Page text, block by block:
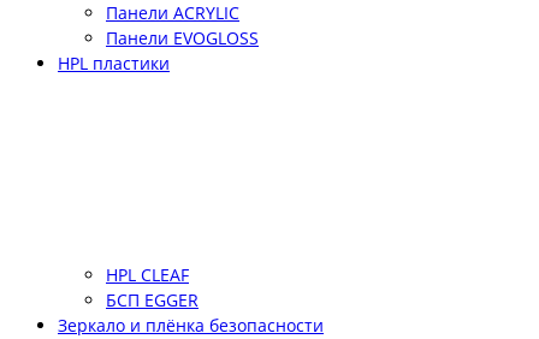
Панели ACRYLIC
Панели EVOGLOSS
HPL пластики
HPL CLEAF
БСП EGGER
Зеркало и плёнка безопасности